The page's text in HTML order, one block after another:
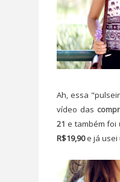
Ah, essa
vídeo das
21 e também foi
R$19,90e já usei